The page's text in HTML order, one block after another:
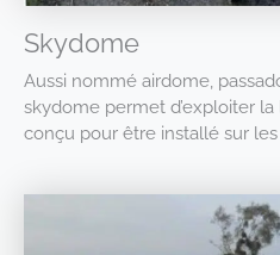
Skydome
Aussi nommé airdome,
skydome permet d’exploiter
conçu pour être installé sur